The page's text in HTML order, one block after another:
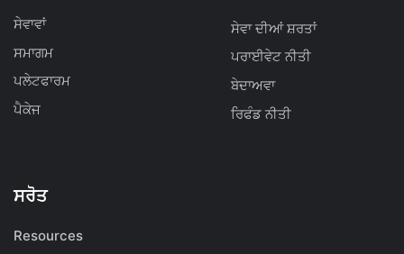
ਸੇਵਾਵਾਂ
ਸਮਾਗਮ
ਪਲੇਟਫਾਰਮ
ਪੈਕੇਜ
ਸੇਵਾ ਦੀਆਂ ਸ਼ਰਤਾਂ
ਪਰਾਈਵੇਟ ਨੀਤੀ
ਬੇਦਾਅਵਾ
ਰਿਫੰਡ ਨੀਤੀ
ਸਰੋਤ
Resources